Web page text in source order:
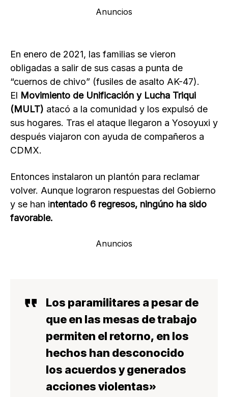
Anuncios
En enero de 2021, las familias se vieron
obligadas a salir de sus casas a punta de
“cuernos de chivo” (fusiles de asalto AK-47).
El Movimiento de Unificación y Lucha Triqui
(MULT) atacó a la comunidad y los expulsó de
sus hogares. Tras el ataque llegaron a Yosoyuxi y
después viajaron con ayuda de compañeros a
CDMX.
Entonces instalaron un plantón para reclamar
volver. Aunque lograron respuestas del Gobierno
y se han intentado 6 regresos, ningúno ha sido
favorable.
Anuncios
Los paramilitares a pesar de
que en las mesas de trabajo
permiten el retorno, en los
hechos han desconocido
los acuerdos y generados
acciones violentas»